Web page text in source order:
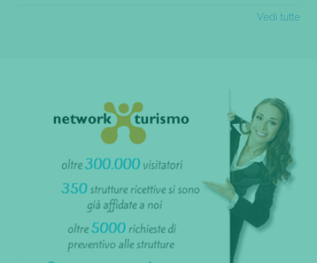
Vedi tutte